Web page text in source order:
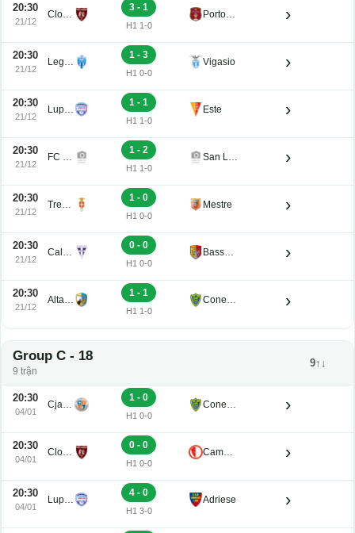
20:30
21/12
Clodiense
3 - 1
H1 1-0
Portogruaro ›
20:30
21/12
Legnago Salus
1 - 3
H1 0-0
Vigasio ›
20:30
21/12
Luparense
1 - 1
H1 1-0
Este ›
20:30
21/12
FC Obermais
1 - 2
H1 1-0
San Luigi ›
20:30
21/12
Treviso
1 - 0
H1 0-0
Mestre ›
20:30
21/12
Calvi Noale
0 - 0
H1 0-0
Bassano Virtus ›
20:30
21/12
Altavilla
1 - 1
H1 1-0
Conegliano ›
Group C - 18
9 trận
9↑↓
20:30
04/01
Cjarlins Muzane
1 - 0
H1 0-0
Conegliano ›
20:30
04/01
Clodiense
0 - 0
H1 0-0
Campodarsego ›
20:30
04/01
Luparense
4 - 0
H1 3-0
Adriese ›